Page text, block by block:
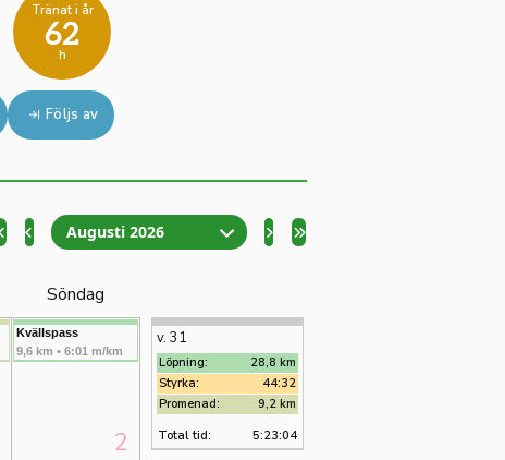
Tränat i år
62
h
Följs av
Augusti 2026
Söndag
Kvällspass
9,6 km • 6:01 m/km
2
v. 31
Löpning:
28,8 km
Styrka:
44:32
Promenad:
9,2 km
Total tid:
5:23:04